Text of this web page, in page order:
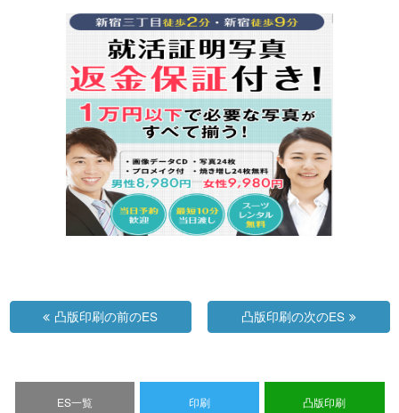
凸版印刷の前のES 凸版印刷の次のES
ES一覧
印刷
凸版印刷